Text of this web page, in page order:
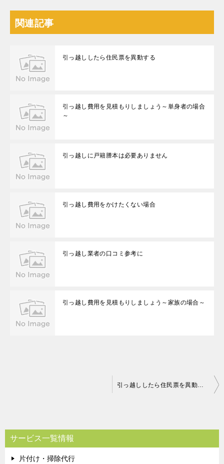
関連記事
引っ越ししたら住民票を異動する
引っ越し費用を見積もりしましょう～単身者の場合
～
引っ越しに戸籍謄本は必要ありません
引っ越し費用をかけたくない場合
引っ越し業者の口コミ参考に
引っ越し費用を見積もりしましょう～家族の場合～
ビ
ゲ
引っ越ししたら住民票を異動する
サービス一覧情報
片付け・掃除代行